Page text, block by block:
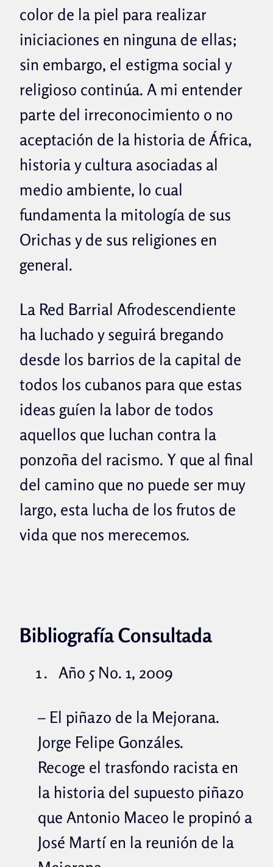
color de la piel para realizar
iniciaciones en ninguna de ellas;
sin embargo, el estigma social y
religioso continúa. A mi entender
parte del irreconocimiento o no
aceptación de la historia de África,
historia y cultura asociadas al
medio ambiente, lo cual
fundamenta la mitología de sus
Orichas y de sus religiones en
general.
La Red Barrial Afrodescendiente
ha luchado y seguirá bregando
desde los barrios de la capital de
todos los cubanos para que estas
ideas guíen la labor de todos
aquellos que luchan contra la
ponzoña del racismo. Y que al final
del camino que no puede ser muy
largo, esta lucha de los frutos de
vida que nos merecemos.
Bibliografía Consultada
Año 5 No. 1, 2009
– El piñazo de la Mejorana.
Jorge Felipe Gonzáles.
Recoge el trasfondo racista en
la historia del supuesto piñazo
que Antonio Maceo le propinó a
José Martí en la reunión de la